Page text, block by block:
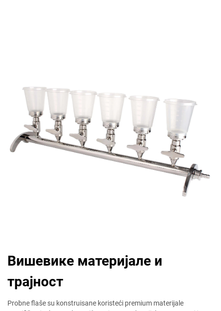
Вишевике материјале и
трајност
Probne flaše su konstruisane koristeći premium materijale